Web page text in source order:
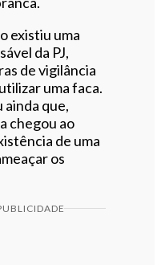
existiu uma
da PJ,
de vigilância
uma faca.
que,
chegou ao
de uma
os